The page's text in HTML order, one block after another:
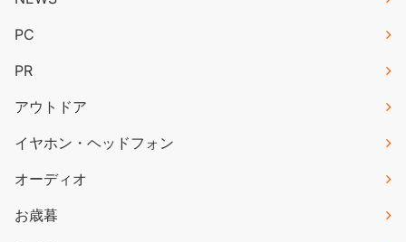
PC
PR
アウトドア
イヤホン・ヘッドフォン
オーディオ
お歳暮